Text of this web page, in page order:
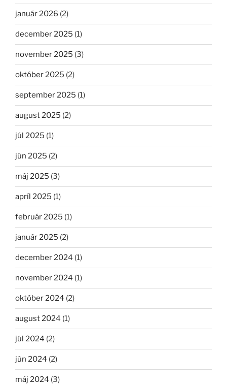
január 2026 (2)
december 2025 (1)
november 2025 (3)
október 2025 (2)
september 2025 (1)
august 2025 (2)
júl 2025 (1)
jún 2025 (2)
máj 2025 (3)
apríl 2025 (1)
február 2025 (1)
január 2025 (2)
december 2024 (1)
november 2024 (1)
október 2024 (2)
august 2024 (1)
júl 2024 (2)
jún 2024 (2)
máj 2024 (3)